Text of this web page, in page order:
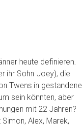
heute definieren.
ihr Sohn Joey), die
Twens in gestandene
sein könnten, aber
mit 22 Jahren?
Alex, Marek,